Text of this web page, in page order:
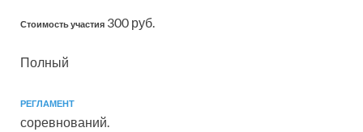
Стоимость участия 300 руб.
Полный
РЕГЛАМЕНТ
соревнований.